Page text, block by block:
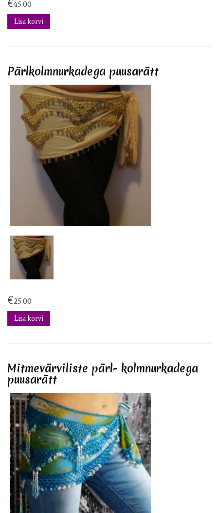
45.00
Lisa korvi
Pärlkolmnurkadega puusarätt
€25.00
Lisa korvi
Mitmevärviliste pärl- kolmnurkadega
puusarätt